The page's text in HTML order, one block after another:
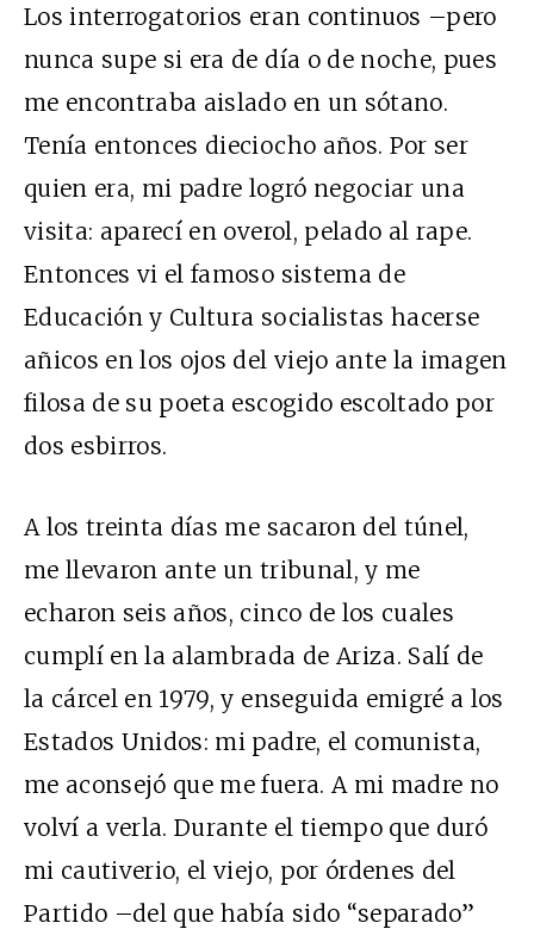
Los interrogatorios eran continuos –pero
nunca supe si era de día o de noche, pues
me encontraba aislado en un sótano.
Tenía entonces dieciocho años. Por ser
quien era, mi padre logró negociar una
visita: aparecí en overol, pelado al rape.
Entonces vi el famoso sistema de
Educación y Cultura socialistas hacerse
añicos en los ojos del viejo ante la imagen
filosa de su poeta escogido escoltado por
dos esbirros.
A los treinta días me sacaron del túnel,
me llevaron ante un tribunal, y me
echaron seis años, cinco de los cuales
cumplí en la alambrada de Ariza. Salí de
la cárcel en 1979, y enseguida emigré a los
Estados Unidos: mi padre, el comunista,
me aconsejó que me fuera. A mi madre no
volví a verla. Durante el tiempo que duró
mi cautiverio, el viejo, por órdenes del
Partido –del que había sido “separado”